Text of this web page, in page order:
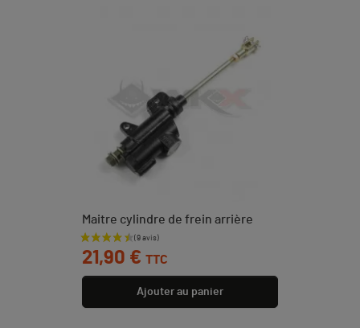
Maitre cylindre de frein arrière
Prix
21,90 € TTC
Ajouter au panier